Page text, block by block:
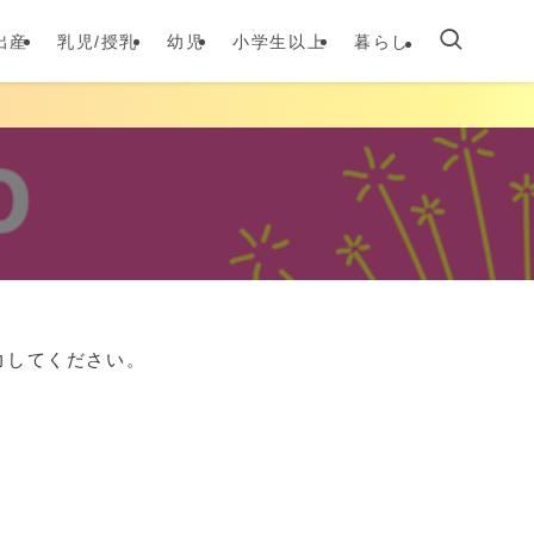
産 乳児/授乳 幼児 小学生以上 暮らし
てください。